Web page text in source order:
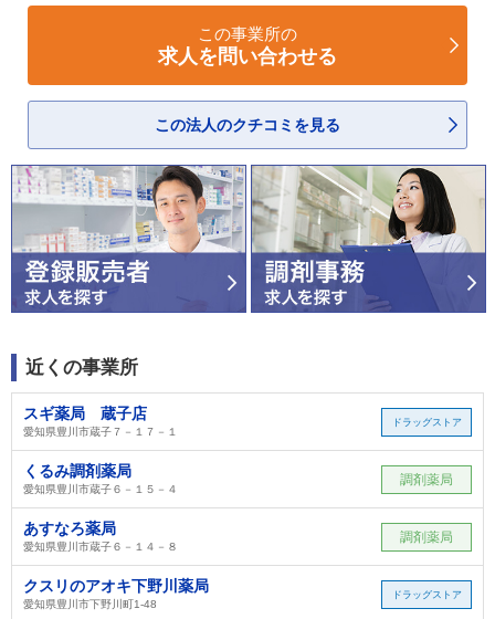
この事業所の
求人を問い合わせる
この法人のクチコミを見る
近くの事業所
スギ薬局 蔵子店
愛知県豊川市蔵子７－１７－１
ドラッグストア
くるみ調剤薬局
愛知県豊川市蔵子６－１５－４
調剤薬局
あすなろ薬局
愛知県豊川市蔵子６－１４－８
調剤薬局
クスリのアオキ下野川薬局
愛知県豊川市下野川町1-48
ドラッグストア